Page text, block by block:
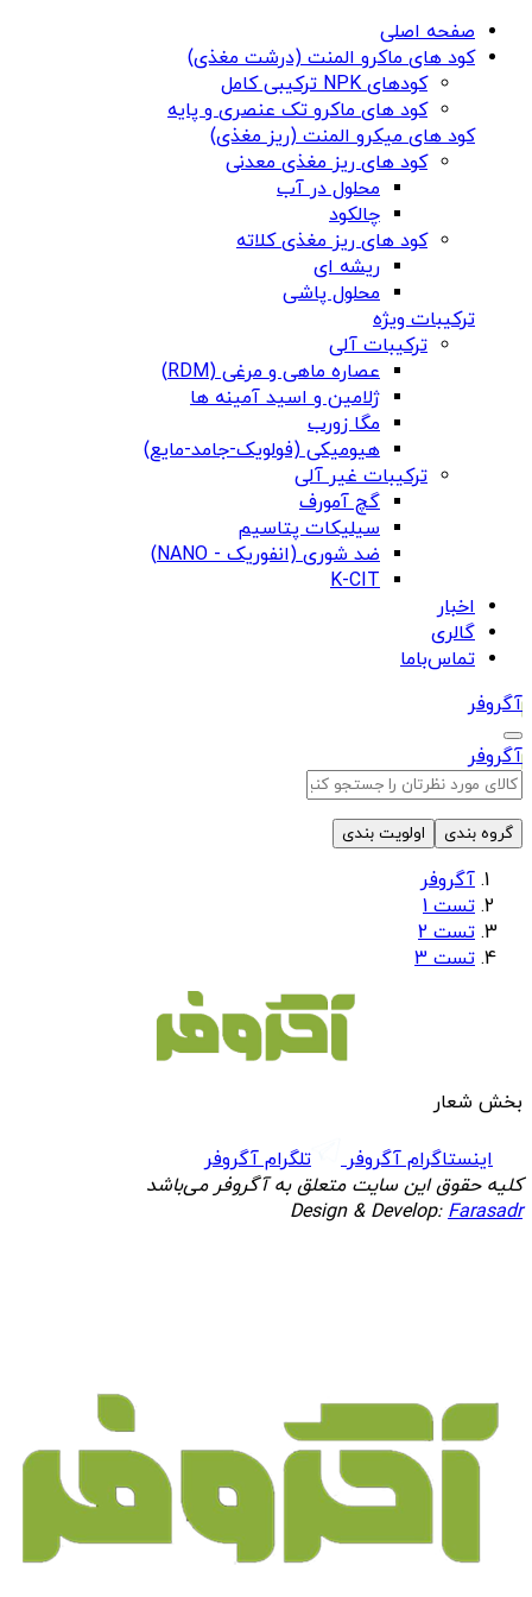
صفحه اصلی
کود های ماکرو المنت (درشت مغذی)
کودهای NPK ترکیبی کامل
کود های ماکرو تک عنصری و پایه
کود های میکرو المنت (ریز مغذی)
کود های ریز مغذی معدنی
محلول در آب
چالکود
کود های ریز مغذی کلاته
ریشه ای
محلول پاشی
ترکیبات ویژه
ترکیبات آلی
عصاره ماهی و مرغی (RDM)
ژلامین و اسید آمینه ها
مگا زورب
هیومیکی (فولویک-جامد-مایع)
ترکیبات غیر آلی
گچ آمورف
سیلیکات پتاسیم
ضد شوری (انفوریک - NANO)
K-CIT
اخبار
گالری
تماس‌باما
آگروفر
آگروفر
گروه بندی اولویت بندی
آگروفر
تست 1
تست 2
تست 3
بخش شعار
اینستاگرام آگروفر
تلگرام آگروفر
کلیه حقوق این سایت متعلق به آگروفر می‌باشد
Design & Develop:Farasadr